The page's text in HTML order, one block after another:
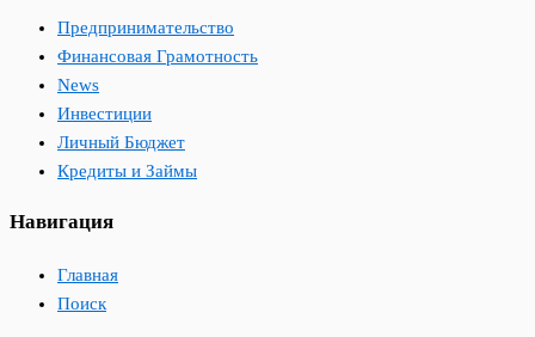
Предпринимательство
Финансовая Грамотность
News
Инвестиции
Личный Бюджет
Кредиты и Займы
Навигация
Главная
Поиск